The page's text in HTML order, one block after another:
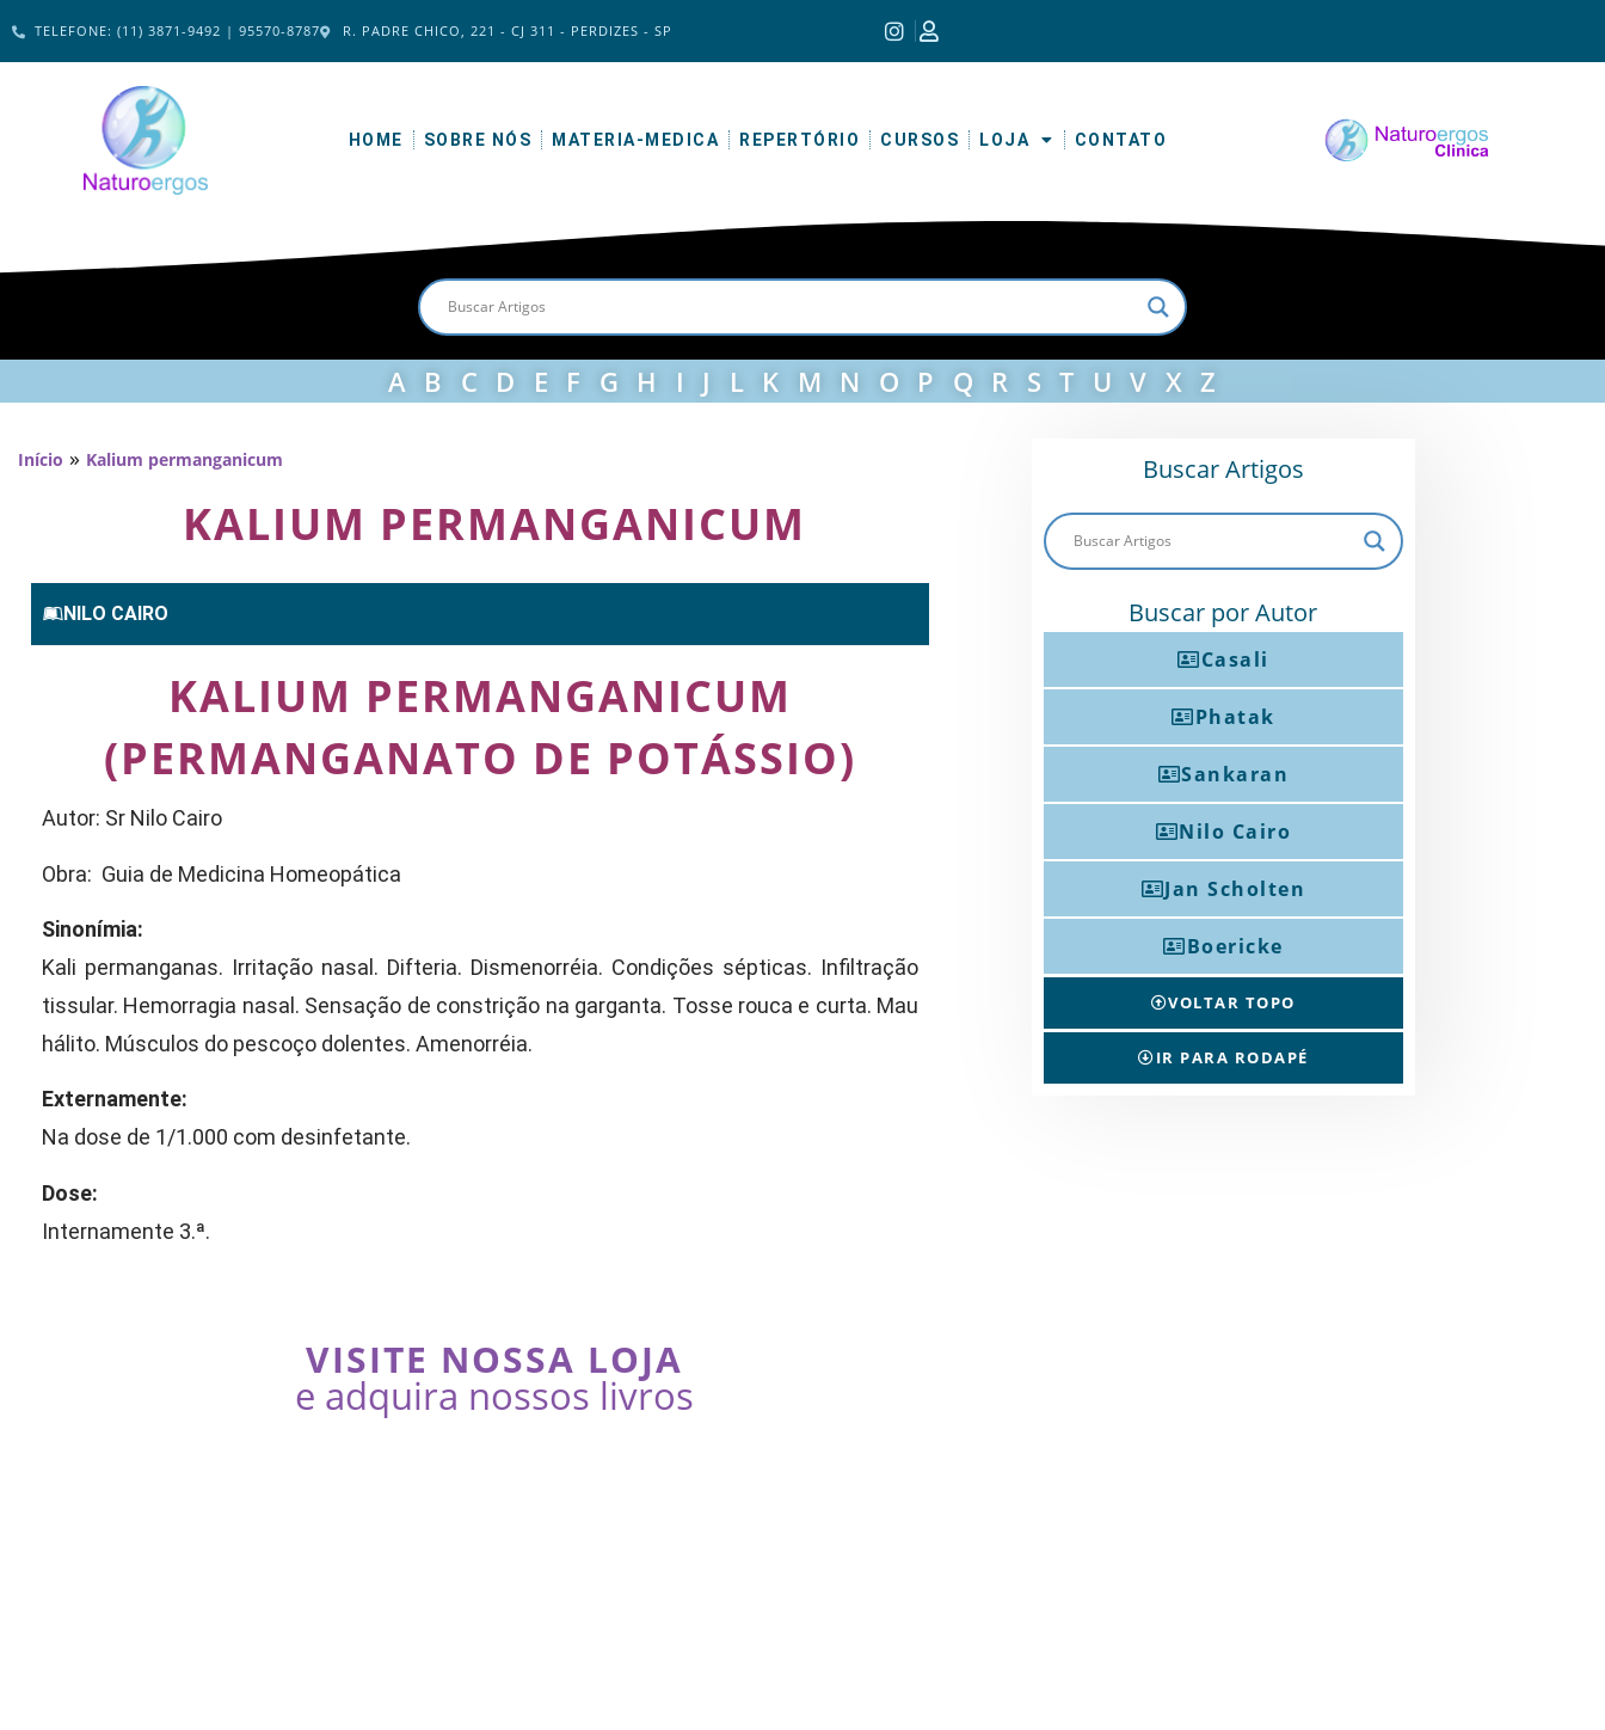
TELEFONE: (11) 3871-9492 | 95570-8787 R. PADRE CHICO, 221 - CJ 311 - PERDIZES - SP
HOME SOBRE NÓS MATERIA-MEDICA REPERTÓRIO CURSOS LOJA CONTATO
A B C D E F G H I J L K M N O P Q R S T U V X Z
Início » Kalium permanganicum
KALIUM PERMANGANICUM
NILO CAIRO
KALIUM PERMANGANICUM
(PERMANGANATO DE POTÁSSIO)
Autor: Sr Nilo Cairo
Obra: Guia de Medicina Homeopática
Sinonímia:
Kali permanganas. Irritação nasal. Difteria. Dismenorréia. Condições sépticas. Infiltração
tissular. Hemorragia nasal. Sensação de constrição na garganta. Tosse rouca e curta. Mau
hálito. Músculos do pescoço dolentes. Amenorréia.
Externamente:
Na dose de 1/1.000 com desinfetante.
Dose:
Internamente 3.ª.
VISITE NOSSA LOJA
e adquira nossos livros
Buscar Artigos
Buscar por Autor
Casali
Phatak
Sankaran
Nilo Cairo
Jan Scholten
Boericke
VOLTAR TOPO
IR PARA RODAPÉ